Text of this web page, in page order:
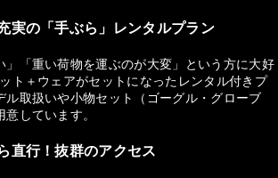
実の「手ぶら」レンタルプラン
」「重い荷物を運ぶのが大変」という方に大好
ト＋ウェアがセットになったレンタル付きプ
ル取扱いや小物セット（ゴーグル・グローブ
しています。
直行！抜群のアクセス